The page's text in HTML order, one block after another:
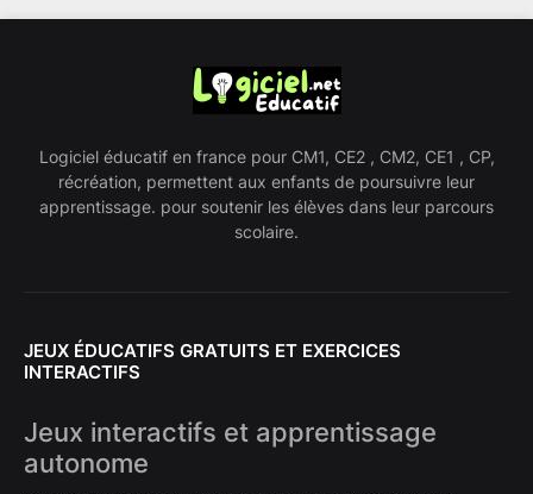
Logiciel éducatif en france pour CM1, CE2 , CM2, CE1 , CP,
récréation, permettent aux enfants de poursuivre leur
apprentissage. pour soutenir les élèves dans leur parcours
scolaire.
JEUX ÉDUCATIFS GRATUITS ET EXERCICES
INTERACTIFS
Jeux interactifs et apprentissage
autonome